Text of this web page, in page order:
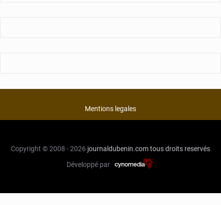
Mentions legales
Copyright © 2008 - 2026 journaldubenin.comtous droits reservés
Développé par